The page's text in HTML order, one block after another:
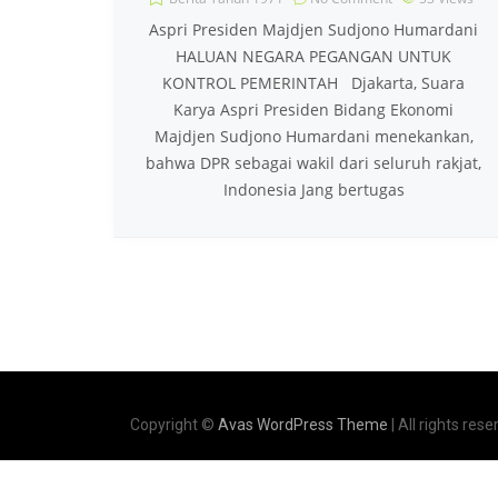
Aspri Presiden Majdjen Sudjono Humardani
HALUAN NEGARA PEGANGAN UNTUK
KONTROL PEMERINTAH Djakarta, Suara
Karya Aspri Presiden Bidang Ekonomi
Majdjen Sudjono Humardani menekankan,
bahwa DPR sebagai wakil dari seluruh rakjat,
Indonesia Jang bertugas
Copyright © Avas WordPress Theme | All rights